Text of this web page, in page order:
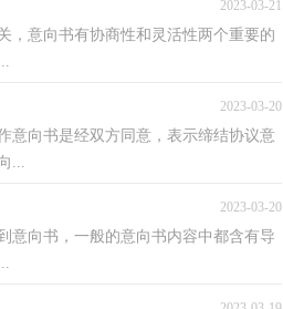
2023-03-21
，意向书有协商性和灵活性两个重要的
2023-03-20
意向书是经双方同意，表示缔结协议意
...
2023-03-20
意向书，一般的意向书内容中都含有导